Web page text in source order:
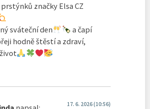
značky Elsa CZ
sváteční den
a čapí
hodně štěstí a zdraví,
17. 6. 2026 (10:56)